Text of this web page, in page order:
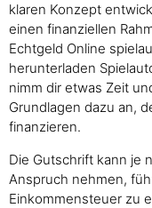
klaren Konzept
einen finanziellen
Echtgeld Online
herunterladen
nimm dir etwas Zeit
Grundlagen dazu an,
finanzieren.
Die Gutschrift kann je
Anspruch nehmen,
Einkommensteuer zu